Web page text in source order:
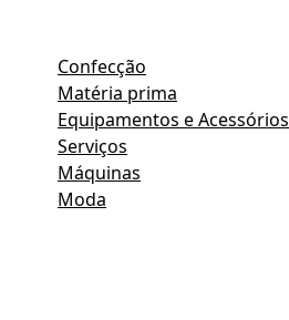
Confecção
Matéria prima
Equipamentos e Acessórios
Serviços
Máquinas
Moda